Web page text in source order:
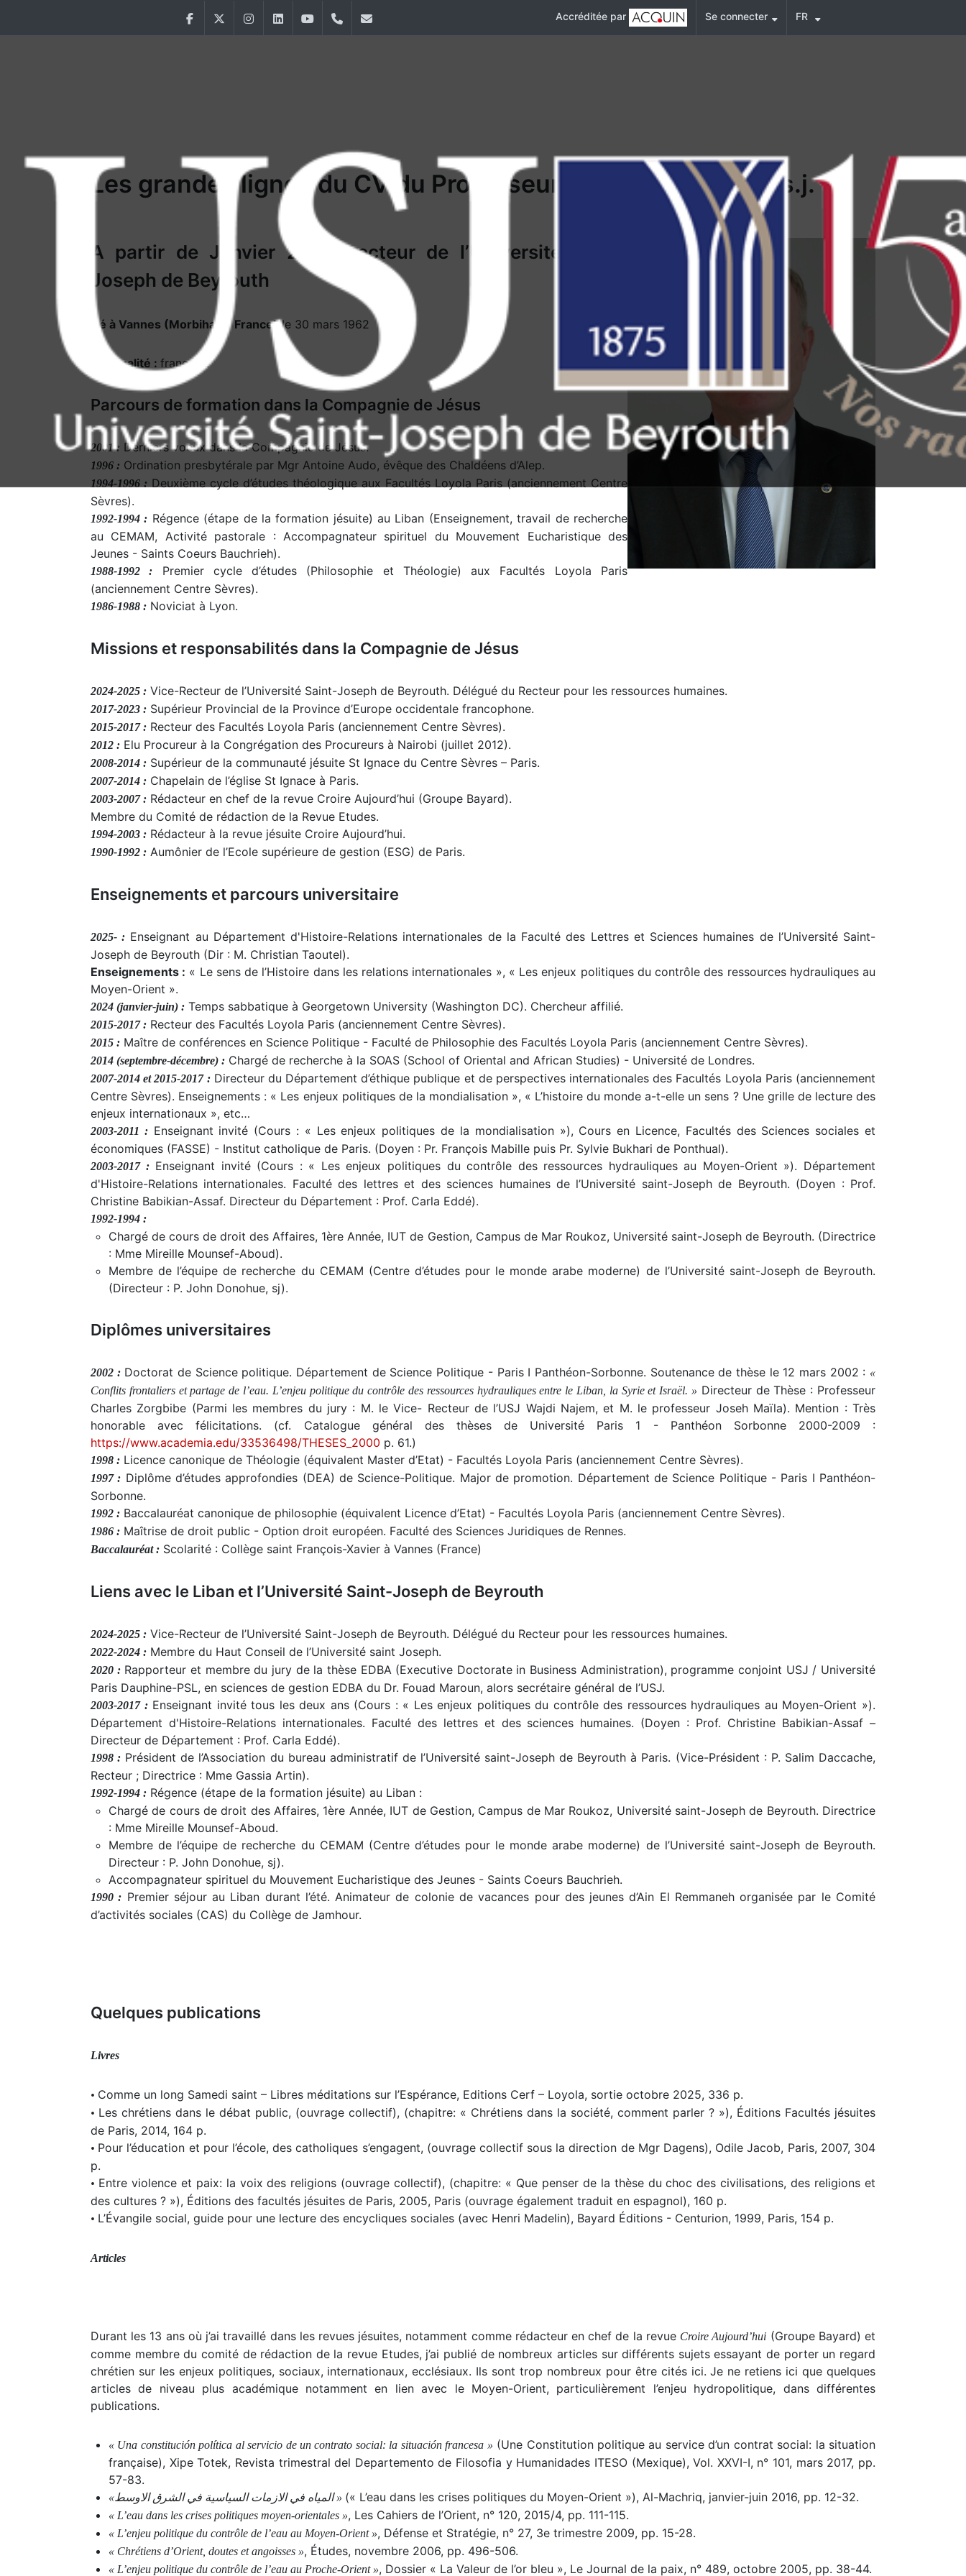
FacebookTwitter InstagramLinkedInYouTube+9611421000 Accréditée par Se connecter FR
Les grandes lignes du CV du Professeur François BOËDEC s.j.
A partir de Janvier 2026: recteur de l’Université Saint-
Joseph de Beyrouth
Né à Vannes (Morbihan - France)le 30 mars 1962
Nationalité : française
Parcours de formation dans la Compagnie de Jésus
2001 : Derniers voeux dans la Compagnie de Jésus.
1996 : Ordination presbytérale par Mgr Antoine Audo, évêque des Chaldéens d’Alep.
1994-1996 : Deuxième cycle d’études théologique aux Facultés Loyola Paris (anciennement Centre
Sèvres).
1992-1994 : Régence (étape de la formation jésuite) au Liban (Enseignement, travail de recherche
au CEMAM, Activité pastorale : Accompagnateur spirituel du Mouvement Eucharistique des
Jeunes - Saints Coeurs Bauchrieh).
1988-1992 :
Premier cycle d’études (Philosophie et Théologie) aux Facultés Loyola Paris
(anciennement Centre Sèvres).
1986-1988 : Noviciat à Lyon.
Missions et responsabilités dans la Compagnie de Jésus
2024-2025 : Vice-Recteur de l’Université Saint-Joseph de Beyrouth. Délégué du Recteur pour les ressources humaines.
2017-2023 : Supérieur Provincial de la Province d’Europe occidentale francophone.
2015-2017 : Recteur des Facultés Loyola Paris (anciennement Centre Sèvres).
2012 : Elu Procureur à la Congrégation des Procureurs à Nairobi (juillet 2012).
2008-2014 : Supérieur de la communauté jésuite St Ignace du Centre Sèvres – Paris.
2007-2014 : Chapelain de l’église St Ignace à Paris.
2003-2007 : Rédacteur en chef de la revue Croire Aujourd’hui (Groupe Bayard).
Membre du Comité de rédaction de la Revue Etudes.
1994-2003 : Rédacteur à la revue jésuite Croire Aujourd’hui.
1990-1992 : Aumônier de l’Ecole supérieure de gestion (ESG) de Paris.
Enseignements et parcours universitaire
2025- : Enseignant au Département d'Histoire-Relations internationales de la Faculté des Lettres et Sciences humaines de l’Université Saint-
Joseph de Beyrouth (Dir : M. Christian Taoutel).
Enseignements : « Le sens de l’Histoire dans les relations internationales », « Les enjeux politiques du contrôle des ressources hydrauliques au
Moyen-Orient ».
2024 (janvier-juin) : Temps sabbatique à Georgetown University (Washington DC). Chercheur affilié.
2015-2017 : Recteur des Facultés Loyola Paris (anciennement Centre Sèvres).
2015 : Maître de conférences en Science Politique - Faculté de Philosophie des Facultés Loyola Paris (anciennement Centre Sèvres).
2014 (septembre-décembre) : Chargé de recherche à la SOAS (School of Oriental and African Studies) - Université de Londres.
2007-2014 et 2015-2017 :Directeur du Département d’éthique publique et de perspectives internationales des Facultés Loyola Paris (anciennement
Centre Sèvres). Enseignements : « Les enjeux politiques de la mondialisation », « L’histoire du monde a-t-elle un sens ? Une grille de lecture des
enjeux internationaux », etc…
2003-2011 :Enseignant invité (Cours : « Les enjeux politiques de la mondialisation »), Cours en Licence, Facultés des Sciences sociales et
économiques (FASSE) - Institut catholique de Paris. (Doyen : Pr. François Mabille puis Pr. Sylvie Bukhari de Ponthual).
2003-2017 :Enseignant invité (Cours : « Les enjeux politiques du contrôle des ressources hydrauliques au Moyen-Orient »). Département
d'Histoire-Relations internationales. Faculté des lettres et des sciences humaines de l’Université saint-Joseph de Beyrouth. (Doyen : Prof.
Christine Babikian-Assaf. Directeur du Département : Prof. Carla Eddé).
1992-1994 :
Chargé de cours de droit des Affaires, 1ère Année, IUT de Gestion, Campus de Mar Roukoz, Université saint-Joseph de Beyrouth. (Directrice
: Mme Mireille Mounsef-Aboud).
Membre de l’équipe de recherche du CEMAM (Centre d’études pour le monde arabe moderne) de l’Université saint-Joseph de Beyrouth.
(Directeur : P. John Donohue, sj).
Diplômes universitaires
2002 :Doctorat de Science politique. Département de Science Politique - Paris I Panthéon-Sorbonne. Soutenance de thèse le 12 mars 2002 : «
Conflits frontaliers et partage de l’eau. L’enjeu politique du contrôle des ressources hydrauliques entre le Liban, la Syrie et Israël. » Directeur de Thèse : Professeur
Charles Zorgbibe (Parmi les membres du jury : M. le Vice- Recteur de l’USJ Wajdi Najem, et M. le professeur Joseh Maïla). Mention : Très
honorable avec félicitations. (cf. Catalogue général des thèses de Université Paris 1 - Panthéon Sorbonne 2000-2009 :
https://www.academia.edu/33536498/THESES_2000 p. 61.)
1998 : Licence canonique de Théologie (équivalent Master d’Etat) - Facultés Loyola Paris (anciennement Centre Sèvres).
1997 : Diplôme d’études approfondies (DEA) de Science-Politique. Major de promotion. Département de Science Politique - Paris I Panthéon-
Sorbonne.
1992 : Baccalauréat canonique de philosophie (équivalent Licence d’Etat) - Facultés Loyola Paris (anciennement Centre Sèvres).
1986 : Maîtrise de droit public - Option droit européen. Faculté des Sciences Juridiques de Rennes.
Baccalauréat : Scolarité : Collège saint François-Xavier à Vannes (France)
Liens avec le Liban et l’Université Saint-Joseph de Beyrouth
2024-2025 : Vice-Recteur de l’Université Saint-Joseph de Beyrouth. Délégué du Recteur pour les ressources humaines.
2022-2024 : Membre du Haut Conseil de l’Université saint Joseph.
2020 :Rapporteur et membre du jury de la thèse EDBA (Executive Doctorate in Business Administration), programme conjoint USJ / Université
Paris Dauphine-PSL, en sciences de gestion EDBA du Dr. Fouad Maroun, alors secrétaire général de l’USJ.
2003-2017 :Enseignant invité tous les deux ans (Cours : « Les enjeux politiques du contrôle des ressources hydrauliques au Moyen-Orient »).
Département d'Histoire-Relations internationales. Faculté des lettres et des sciences humaines. (Doyen : Prof. Christine Babikian-Assaf –
Directeur de Département : Prof. Carla Eddé).
1998 : Président de l’Association du bureau administratif de l’Université saint-Joseph de Beyrouth à Paris. (Vice-Président : P. Salim Daccache,
Recteur ; Directrice : Mme Gassia Artin).
1992-1994 : Régence (étape de la formation jésuite) au Liban :
Chargé de cours de droit des Affaires, 1ère Année, IUT de Gestion, Campus de Mar Roukoz, Université saint-Joseph de Beyrouth. Directrice
: Mme Mireille Mounsef-Aboud.
Membre de l’équipe de recherche du CEMAM (Centre d’études pour le monde arabe moderne) de l’Université saint-Joseph de Beyrouth.
Directeur : P. John Donohue, sj).
Accompagnateur spirituel du Mouvement Eucharistique des Jeunes - Saints Coeurs Bauchrieh.
1990 : Premier séjour au Liban durant l’été. Animateur de colonie de vacances pour des jeunes d’Ain El Remmaneh organisée par le Comité
d’activités sociales (CAS) du Collège de Jamhour.
Quelques publications
Livres
• Comme un long Samedi saint – Libres méditations sur l’Espérance, Editions Cerf – Loyola, sortie octobre 2025, 336 p.
• Les chrétiens dans le débat public, (ouvrage collectif), (chapitre: « Chrétiens dans la société, comment parler ? »), Éditions Facultés jésuites
de Paris, 2014, 164 p.
• Pour l’éducation et pour l’école, des catholiques s’engagent, (ouvrage collectif sous la direction de Mgr Dagens), Odile Jacob, Paris, 2007, 304
p.
• Entre violence et paix: la voix des religions (ouvrage collectif), (chapitre: « Que penser de la thèse du choc des civilisations, des religions et
des cultures ? »), Éditions des facultés jésuites de Paris, 2005, Paris (ouvrage également traduit en espagnol), 160 p.
• L’Évangile social, guide pour une lecture des encycliques sociales (avec Henri Madelin), Bayard Éditions - Centurion, 1999, Paris, 154 p.
Articles
Durant les 13 ans où j’ai travaillé dans les revues jésuites, notamment comme rédacteur en chef de la revue Croire Aujourd’hui (Groupe Bayard) et
comme membre du comité de rédaction de la revue Etudes, j’ai publié de nombreux articles sur différents sujets essayant de porter un regard
chrétien sur les enjeux politiques, sociaux, internationaux, ecclésiaux. Ils sont trop nombreux pour être cités ici. Je ne retiens ici que quelques
articles de niveau plus académique notamment en lien avec le Moyen-Orient, particulièrement l’enjeu hydropolitique, dans différentes
publications.
« Una constitución política al servicio de un contrato social: la situación francesa » (Une Constitution politique au service d’un contrat social: la situation
française), Xipe Totek, Revista trimestral del Departemento de Filosofia y Humanidades ITESO (Mexique), Vol. XXVI-I, n° 101, mars 2017, pp.
57-83.
«المياه في الازمات السياسية في الشرق الاوسط » (« L’eau dans les crises politiques du Moyen-Orient »), Al-Machriq, janvier-juin 2016, pp. 12-32.
« L’eau dans les crises politiques moyen-orientales », Les Cahiers de l’Orient, n° 120, 2015/4, pp. 111-115.
« L’enjeu politique du contrôle de l’eau au Moyen-Orient », Défense et Stratégie, n° 27, 3e trimestre 2009, pp. 15-28.
« Chrétiens d’Orient, doutes et angoisses », Études, novembre 2006, pp. 496-506.
« L’enjeu politique du contrôle de l’eau au Proche-Orient », Dossier « La Valeur de l’or bleu », Le Journal de la paix, n° 489, octobre 2005, pp. 38-44.